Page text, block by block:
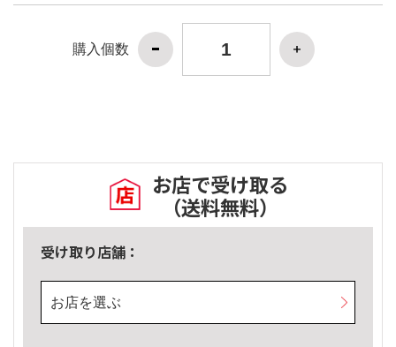
購入個数
お店で受け取る
（送料無料）
受け取り店舗：
お店を選ぶ